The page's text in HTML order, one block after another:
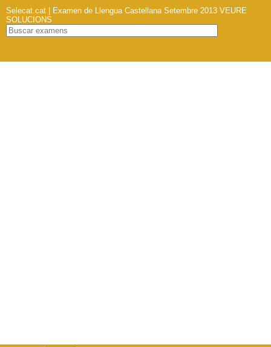
Selecat.cat | Examen de Llengua Castellana Setembre 2013 VEURE
SOLUCIONS